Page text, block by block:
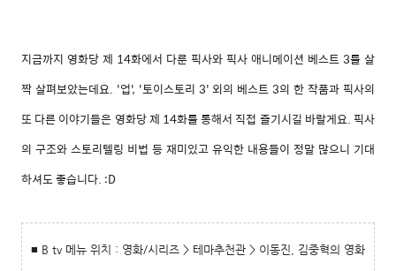
지금까지 영화당 제 14화에서 다룬 픽사와 픽사 애니메이션 베스트 3를 살
짝 살펴보았는데요. '업', '토이스토리 3' 외의 베스트 3의 한 작품과 픽사의
또 다른 이야기들은 영화당 제 14화를 통해서 직접 즐기시길 바랄게요. 픽사
의 구조와 스토리텔링 비법 등 재미있고 유익한 내용들이 정말 많으니 기대
하셔도 좋습니다. :D
■ B tv 메뉴 위치 : 영화/시리즈 > 테마추천관 > 이동진, 김중혁의 영화